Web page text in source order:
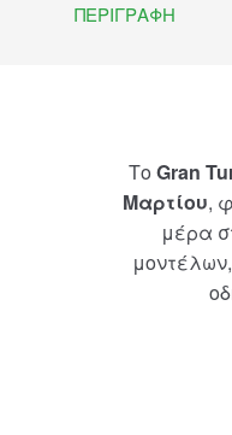
ΠΕΡΙΓΡΑΦΉ
Το Gran
Μαρτίου,
μέρα